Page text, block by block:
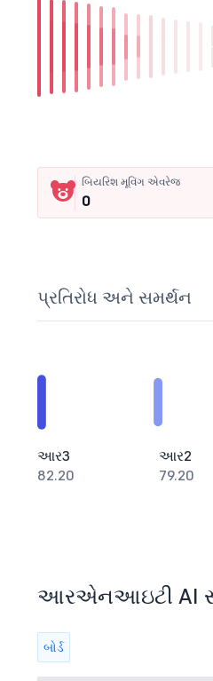
બિયરિશ મૂવિંગ એવરેજ
0
પ્રતિરોધ અને સમર્થન
આર3
82.20
આર2
79.20
આરએનઆઇટી AI
બોર્ડ